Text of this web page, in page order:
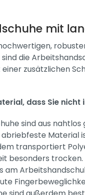
mit
die
einer zusätzlichen
dass Sie nicht
sind aus
Material
transportiert
besonders trocken.
am